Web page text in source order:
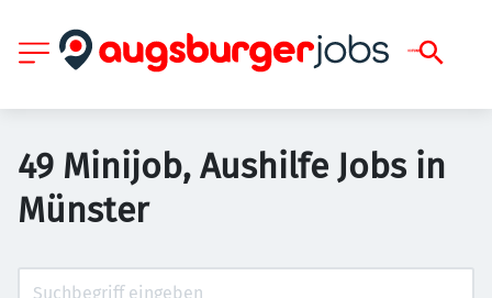
49 Minijob, Aushilfe Jobs in
Münster